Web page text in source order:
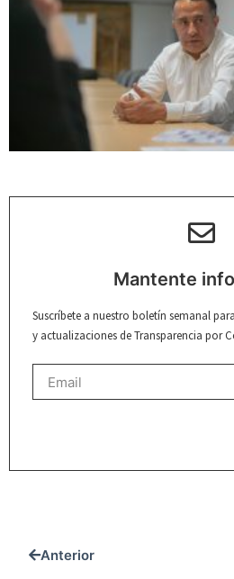
Mantente
Suscríbete a nuestro boletín semanal
y actualizaciones de Transparencia por
Anterior